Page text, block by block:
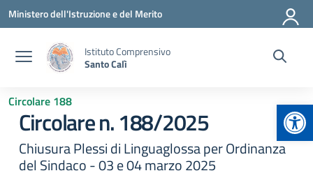
Vai ai contenuti
Vai al menu di navigazione
Vai al footer
Ministero dell'Istruzione e del Merito
Istituto Comprensivo
Santo Calì
Circolare 188
Circolare n. 188/2025
Chiusura Plessi di Linguaglossa per Ordinanza
del Sindaco - 03 e 04 marzo 2025